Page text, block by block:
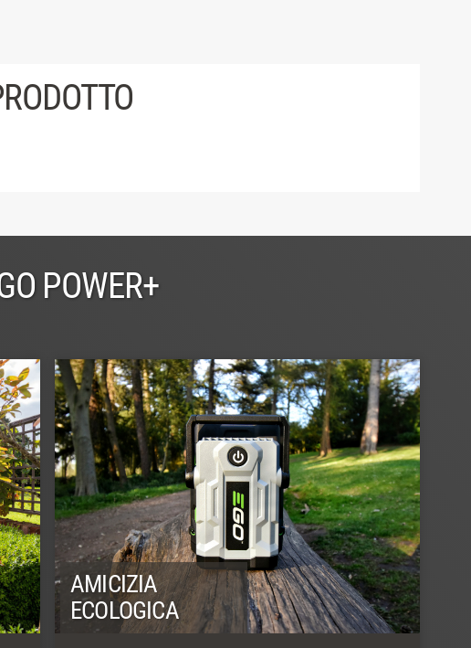
POWER+
AMICIZIA
ECOLOGICA